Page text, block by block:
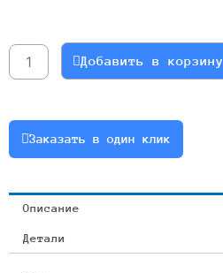
RC37-
134.82-
или
RCF37-
10-
0.25
Добавить в корзину
Заказать в один клик
Описание
Детали